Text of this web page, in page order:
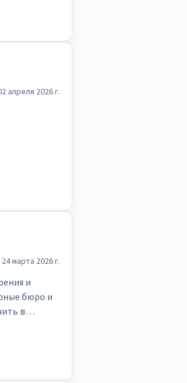
апреля 2026 г.
24 марта 2026 г.
и
бюро и
в